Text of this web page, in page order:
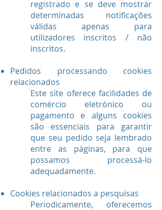
registrado e se deve mostrar
determinadas notificações
válidas apenas para
utilizadores inscritos / não
inscritos.
Pedidos processando cookies
relacionados
Este site oferece facilidades de
comércio eletrónico ou
pagamento e alguns cookies
são essenciais para garantir
que seu pedido seja lembrado
entre as páginas, para que
possamos processá-lo
adequadamente.
Cookies relacionados a pesquisas
Periodicamente, oferecemos